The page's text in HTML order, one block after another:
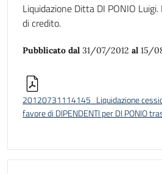
Liquidazione Ditta DI PONIO
di credito.
Pubblicato dal 31/07/2012 al 15/
20120731114145_Liquidazione
favore di DIPENDENTI per DI PONIO